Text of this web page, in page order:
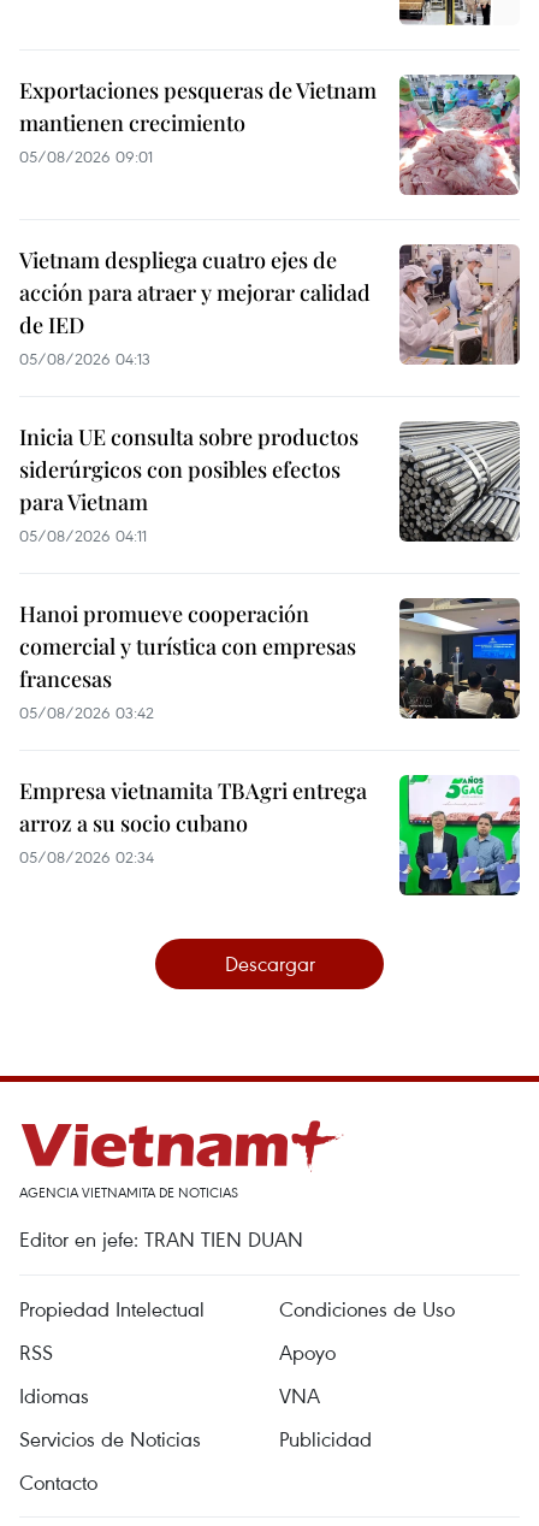
Exportaciones pesqueras de Vietnam
mantienen crecimiento
05/08/2026 09:01
Vietnam despliega cuatro ejes de
acción para atraer y mejorar calidad
de IED
05/08/2026 04:13
Inicia UE consulta sobre productos
siderúrgicos con posibles efectos
para Vietnam
05/08/2026 04:11
Hanoi promueve cooperación
comercial y turística con empresas
francesas
05/08/2026 03:42
Empresa vietnamita TBAgri entrega
arroz a su socio cubano
05/08/2026 02:34
Descargar
AGENCIA VIETNAMITA DE NOTICIAS
Editor en jefe: TRAN TIEN DUAN
Propiedad Intelectual
Condiciones de Uso
RSS
Apoyo
Idiomas
VNA
Servicios de Noticias
Publicidad
Contacto